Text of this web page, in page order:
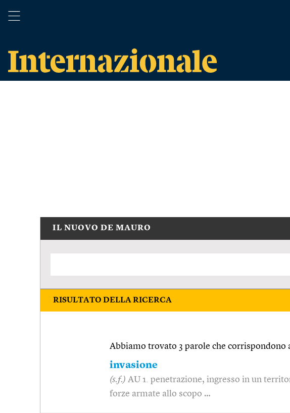
IL NUOVO DE MAURO
RISULTATO DELLA RICERCA
Abbiamo trovato 3 parole che corrispondono
invasione
(s.f.) AU 1. penetrazione, ingresso in un
forze armate allo scopo …